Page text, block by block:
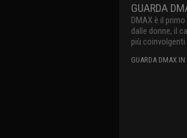
GUARDA
DMAX è il
dalle donne, il
più
show
GUARDA DMAX